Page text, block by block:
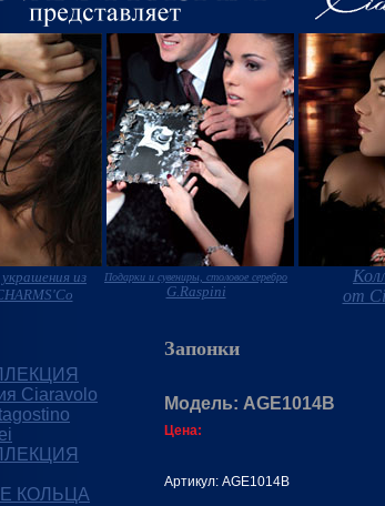
из
Подарки и сувениры, столовое серебро
G.Raspini
от
Ciaravolo
КОЛЬЦА
Запонки
Модель: AGE1014B
Цена:
Артикул: AGE1014B